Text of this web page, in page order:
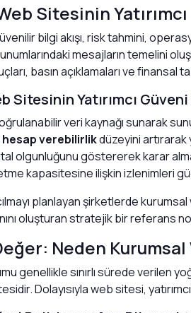
Sitesinin
bilgi akışı, risk tahmini,
mesajların temelini
basın açıklamaları ve finansal
Sitesinin Yatırımcı
veri kaynağı sunarak
hesap verebilirlikdüzeyini artırarak
olgunluğunu göstererek karar
kapasitesine ilişkin izlenimleri
planlayan şirketlerde
oluşturan stratejik bir referans
Neden
genellikle sınırlı sürede verilen
Dolayısıyla web sitesi,